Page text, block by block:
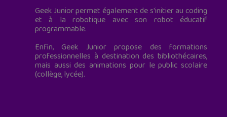
Geek Junior permet également de s'initier au coding
et à la robotique avec son robot éducatif
programmable.
Enfin, Geek Junior propose des formations
professionnelles à destination des bibliothécaires,
mais aussi des animations pour le public scolaire
(collège, lycée).